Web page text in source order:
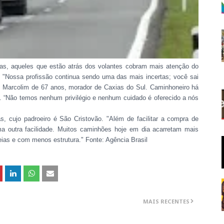
aqueles que estão atrás dos volantes cobram mais atenção do
profissão continua sendo uma das mais incertas; você sai
de 67 anos, morador de Caxias do Sul. Caminhoneiro há
temos nenhum privilégio e nenhum cuidado é oferecido a nós
cujo padroeiro é São Cristovão. "Além de facilitar a compra de
outra facilidade. Muitos caminhões hoje em dia acarretam mais
e com menos estrutura." Fonte: Agência Brasil
MAIS RECENTES